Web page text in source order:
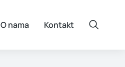
O nama Kontakt